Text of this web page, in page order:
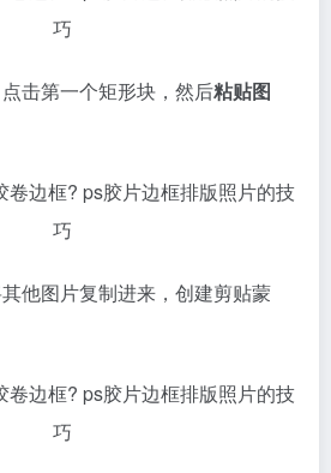
击第一个矩形块，然后粘贴图
他图片复制进来，创建剪贴蒙